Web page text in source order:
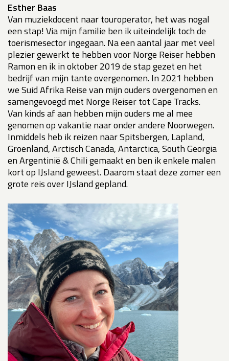
Esther Baas
Van muziekdocent naar touroperator, het was nogal
een stap! Via mijn familie ben ik uiteindelijk toch de
toerismesector ingegaan. Na een aantal jaar met veel
plezier gewerkt te hebben voor Norge Reiser hebben
Ramon en ik in oktober 2019 de stap gezet en het
bedrijf van mijn tante overgenomen. In 2021 hebben
we Suid Afrika Reise van mijn ouders overgenomen en
samengevoegd met Norge Reiser tot Cape Tracks.
Van kinds af aan hebben mijn ouders me al mee
genomen op vakantie naar onder andere Noorwegen.
Inmiddels heb ik reizen naar Spitsbergen, Lapland,
Groenland, Arctisch Canada, Antarctica, South Georgia
en Argentinië & Chili gemaakt en ben ik enkele malen
kort op IJsland geweest. Daarom staat deze zomer een
grote reis over IJsland gepland.